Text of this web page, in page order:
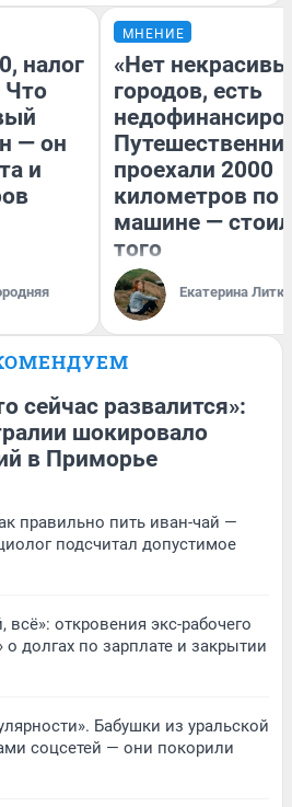
налог
Что
— он
и
МНЕНИЕ
«Нет
городов, есть
проехали 2000
километров по
машине —
того
Екатерина
сейчас развалится»:
шокировало
в Приморье
правильно пить иван-чай —
подсчитал допустимое
всё»: откровения экс-рабочего
долгах по зарплате и закрытии
Бабушки из уральской
соцсетей — они покорили